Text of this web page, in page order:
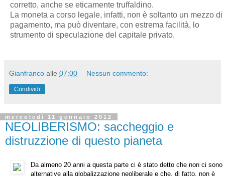
corretto, anche se eticamente truffaldino.
La moneta a corso legale, infatti, non è soltanto un mezzo di
pagamento, ma può diventare, con estrema facilità, lo
strumento di speculazione del capitale privato.
Gianfranco alle 07:00 Nessun commento:
Condividi
mercoledì 11 gennaio 2012
NEOLIBERISMO: saccheggio e
distruzzione di questo pianeta
Da almeno 20 anni a questa parte ci è stato detto che non ci sono
alternative alla globalizzazione neoliberale e che, di fatto, non è